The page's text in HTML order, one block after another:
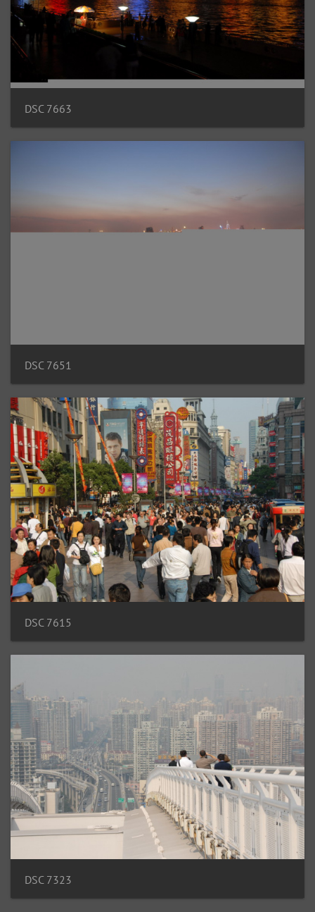
DSC 7663
DSC 7651
DSC 7615
DSC 7323